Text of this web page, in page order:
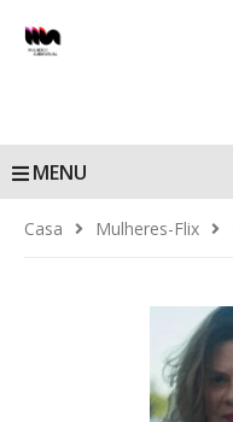
MENU
Casa Mulheres-Flix